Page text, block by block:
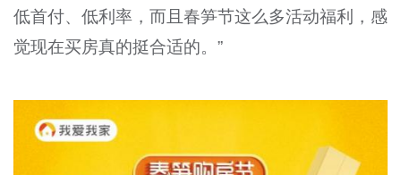
低首付、低利率，而且春笋节这么多活动福利，感
觉现在买房真的挺合适的。”